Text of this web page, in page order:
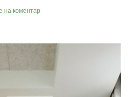
на коментар